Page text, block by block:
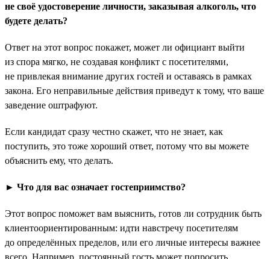
не своё удостоверение личности, заказывая алкоголь, что
будете делать?
Ответ на этот вопрос покажет, может ли официант выйти
из спора мягко, не создавая конфликт с посетителями,
не привлекая внимание других гостей и оставаясь в рамках
закона. Его неправильные действия приведут к тому, что ваше
заведение оштрафуют.
Если кандидат сразу честно скажет, что не знает, как
поступить, это тоже хороший ответ, потому что вы можете
объяснить ему, что делать.
► Что для вас означает гостеприимство?
Этот вопрос поможет вам выяснить, готов ли сотрудник быть
клиентоориентированным: идти навстречу посетителям
до определённых пределов, или его личные интересы важнее
всего. Например, постоянный гость может попросить